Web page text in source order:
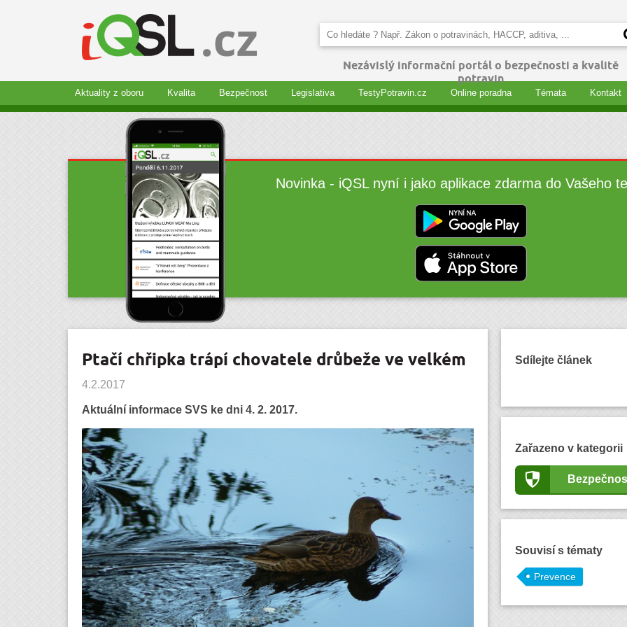
Nezávislý informační portál o bezpečnosti a kvalitě
potravin
Aktuality z oboru Kvalita Bezpečnost Legislativa TestyPotravin.cz Online poradna Témata Kontakt
Novinka - iQSL nyní i jako aplikace zdarma do Vašeho
Ptačí chřipka trápí chovatele drůbeže ve velkém
4.2.2017
Aktuální informace SVS ke dni 4. 2. 2017.
Sdílejte článek
Zařazeno v kategorii
Souvisí s tématy
Prevence